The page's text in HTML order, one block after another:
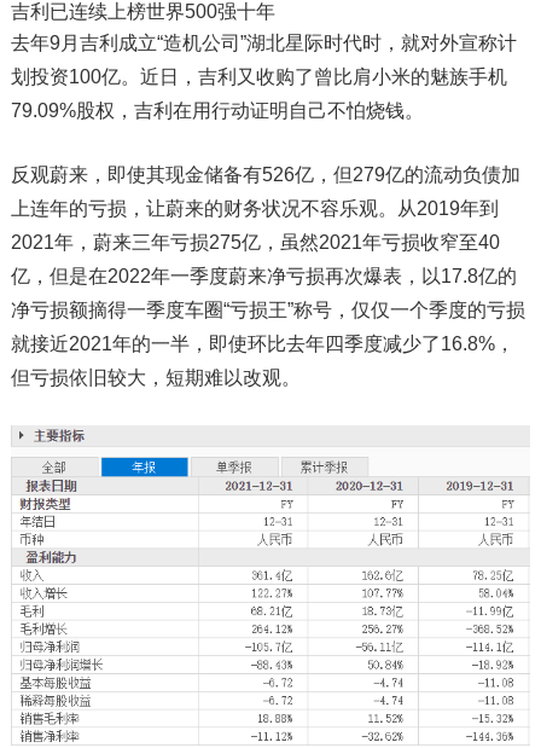
吉利已连续上榜世界500强十年
去年9月吉利成立“造机公司”湖北星际时代时，就对外宣称计
划投资100亿。近日，吉利又收购了曾比肩小米的魅族手机
79.09%股权，吉利在用行动证明自己不怕烧钱。
反观蔚来，即使其现金储备有526亿，但279亿的流动负债加
上连年的亏损，让蔚来的财务状况不容乐观。从2019年到
2021年，蔚来三年亏损275亿，虽然2021年亏损收窄至40
亿，但是在2022年一季度蔚来净亏损再次爆表，以17.8亿的
净亏损额摘得一季度车圈“亏损王”称号，仅仅一个季度的亏损
就接近2021年的一半，即使环比去年四季度减少了16.8%，
但亏损依旧较大，短期难以改观。